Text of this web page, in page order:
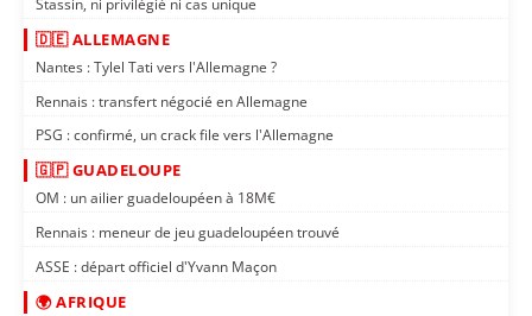
Stassin, ni privilégié ni cas unique
🇩🇪 ALLEMAGNE
Nantes : Tylel Tati vers l'Allemagne ?
Rennais : transfert négocié en Allemagne
PSG : confirmé, un crack file vers l'Allemagne
🇬🇵 GUADELOUPE
OM : un ailier guadeloupéen à 18M€
Rennais : meneur de jeu guadeloupéen trouvé
ASSE : départ officiel d'Yvann Maçon
🌍 AFRIQUE